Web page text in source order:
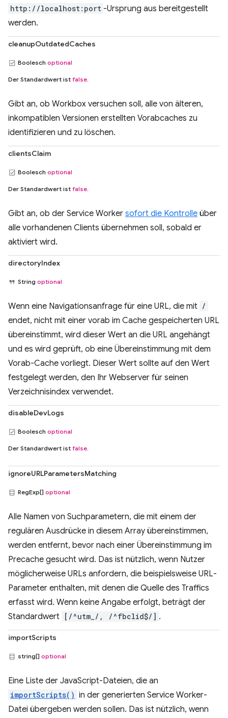
http://localhost:port -Ursprung aus bereitgestellt
werden.
cleanupOutdatedCaches
Boolesch optional
Der Standardwert ist false.
Gibt an, ob Workbox versuchen soll, alle von älteren,
inkompatiblen Versionen erstellten Vorabcaches zu
identifizieren und zu löschen.
clientsClaim
Boolesch optional
Der Standardwert ist false.
Gibt an, ob der Service Worker sofort die Kontrolle über
alle vorhandenen Clients übernehmen soll, sobald er
aktiviert wird.
directoryIndex
String optional
Wenn eine Navigationsanfrage für eine URL, die mit /
endet, nicht mit einer vorab im Cache gespeicherten URL
übereinstimmt, wird dieser Wert an die URL angehängt
und es wird geprüft, ob eine Übereinstimmung mit dem
Vorab-Cache vorliegt. Dieser Wert sollte auf den Wert
festgelegt werden, den Ihr Webserver für seinen
Verzeichnisindex verwendet.
disableDevLogs
Boolesch optional
Der Standardwert ist false.
ignoreURLParametersMatching
RegExp[] optional
Alle Namen von Suchparametern, die mit einem der
regulären Ausdrücke in diesem Array übereinstimmen,
werden entfernt, bevor nach einer Übereinstimmung im
Precache gesucht wird. Das ist nützlich, wenn Nutzer
möglicherweise URLs anfordern, die beispielsweise URL-
Parameter enthalten, mit denen die Quelle des Traffics
erfasst wird. Wenn keine Angabe erfolgt, beträgt der
Standardwert [/^utm_/, /^fbclid$/] .
importScripts
string[] optional
Eine Liste der JavaScript-Dateien, die an
importScripts() in der generierten Service Worker-
Datei übergeben werden sollen. Das ist nützlich, wenn